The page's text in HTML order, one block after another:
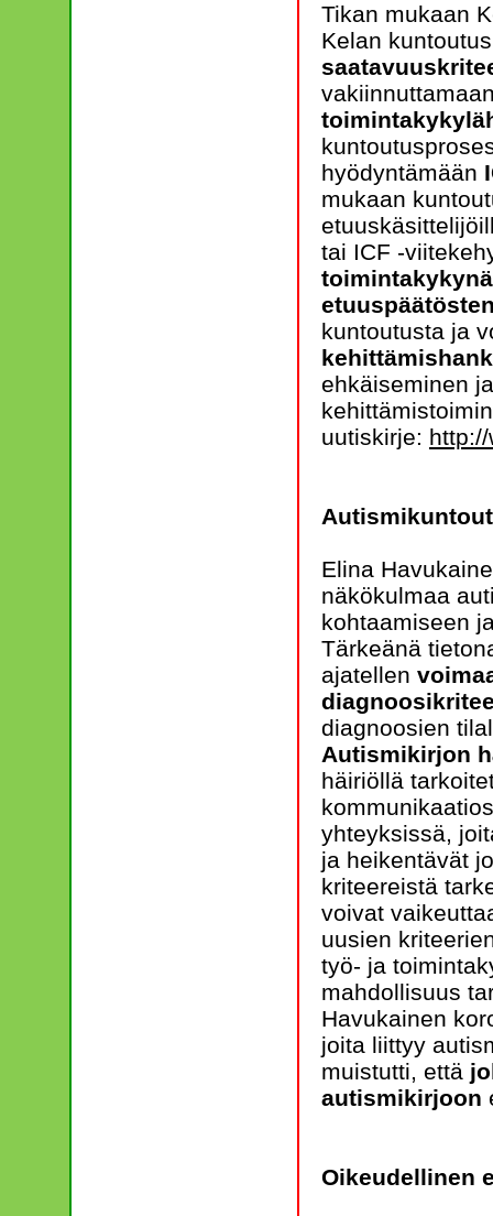
Tikan mukaan
Kelan
hyödyntämään
mukaan
tai ICF -
kuntoutusta ja
ehkäiseminen
uutiskirje:
Elina
näkökulmaa
kohtaamiseen
Tärkeänä
ajatellen
diagnoosien
Autismikirjon
häiriöllä
yhteyksissä,
ja heikentävät
kriteereistä
voivat
uusien
työ- ja
mahdollisuus
Havukainen
joita liittyy
muistutti, että
autismikirjoon
Oikeudellinen